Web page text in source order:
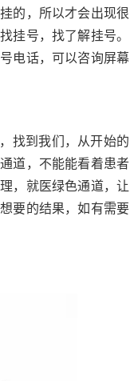
的，所以才会出现很
挂号，找了解挂号。
电话，可以咨询屏幕
找到我们，从开始的
道，不能能看着患者
，就医绿色通道，让
要的结果，如有需要